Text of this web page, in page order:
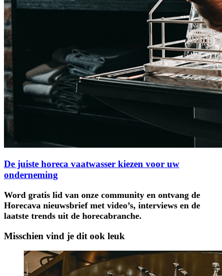
De juiste horeca vaatwasser kiezen voor uw
onderneming
Word gratis lid van onze community en ontvang de
Horecava nieuwsbrief met video’s, interviews en de
laatste trends uit de horecabranche.
Misschien vind je dit ook leuk